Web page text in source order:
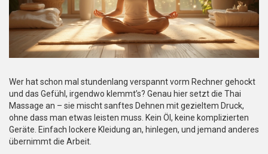
Wer hat schon mal stundenlang verspannt vorm Rechner gehockt
und das Gefühl, irgendwo klemmt’s? Genau hier setzt die Thai
Massage an – sie mischt sanftes Dehnen mit gezieltem Druck,
ohne dass man etwas leisten muss. Kein Öl, keine komplizierten
Geräte. Einfach lockere Kleidung an, hinlegen, und jemand anderes
übernimmt die Arbeit.